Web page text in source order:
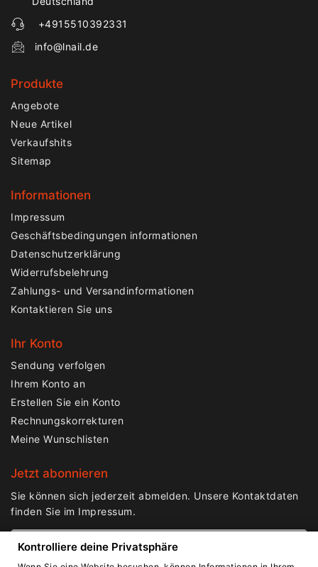
+4915510392331
info@lnail.de
Produkte
Angebote
Neue Artikel
Verkaufshits
Sitemap
Informationen
Impressum
Geschäftsbedingungen informationen
Datenschutzerklärung
Widerrufsbelehrung
Zahlungs- und Versandinformationen
Kontaktieren Sie uns
Ihr Konto
Sendung verfolgen
Ihrem Konto an
Erstellen Sie ein Konto
Rechnungskorrekturen
Meine Wunschlisten
Jetzt abonnieren
Sie können sich jederzeit abmelden. Unsere Kontaktdaten
finden Sie im Impressum.
Kontrolliere deine Privatsphäre